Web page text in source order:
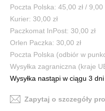
Poczta Polska: 45,00 zł / 9,00
Kurier: 30,00 zł
Paczkomat InPost: 30,00 zł
Orlen Paczka: 30,00 zł
Poczta Polska (odbiór w
Wysyłka zagraniczna (kraje
Wysyłka nastąpi w ciągu 3
Zapytaj o szczegóły